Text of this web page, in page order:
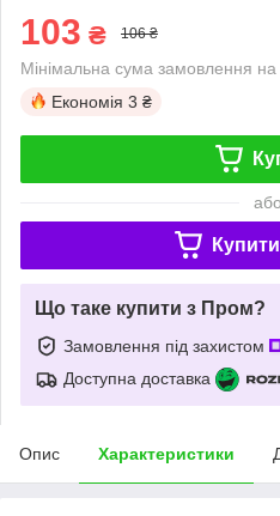
103 ₴ 106 ₴
Мінімальна сума замовлення
Економія 3 ₴
або
Що таке купити з Пром?
Замовлення під захистом
Доступна доставка
Опис Характеристики